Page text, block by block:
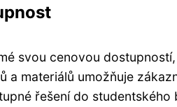
svou cenovou
a materiálů umožňuje
řešení do